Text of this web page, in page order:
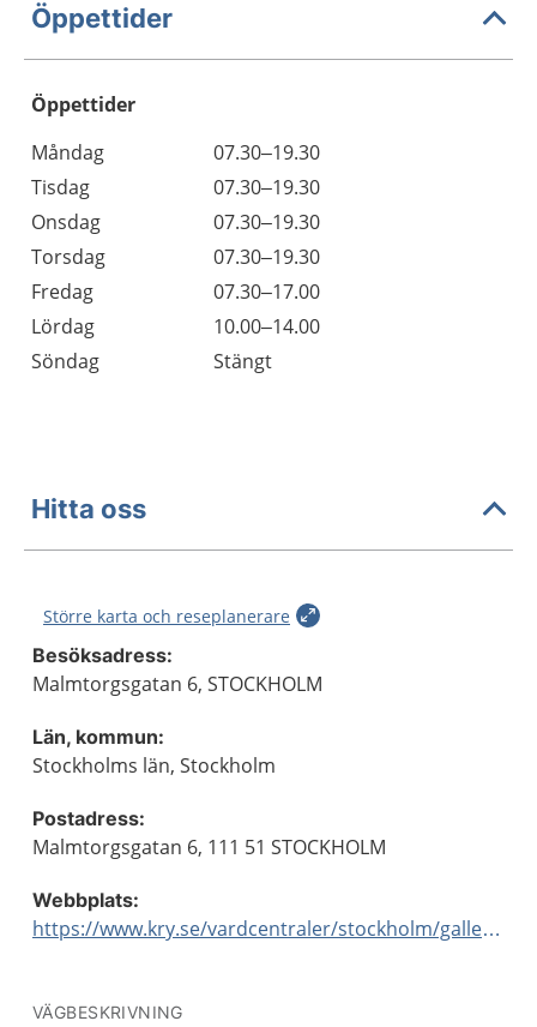
Öppettider
Öppettider
Dag
Öppettider
Kommentarer
Måndag
07.30–19.30
Tisdag
07.30–19.30
Onsdag
07.30–19.30
Torsdag
07.30–19.30
Fredag
07.30–17.00
Lördag
10.00–14.00
Söndag
Stängt
Hitta oss
Större karta och reseplanerare
Besöksadress:
Malmtorgsgatan 6, STOCKHOLM
Län, kommun:
Stockholms län, Stockholm
Postadress:
Malmtorgsgatan 6, 111 51 STOCKHOLM
Webbplats:
https://www.kry.se/vardcentraler/stockholm/gallerian/
VÄGBESKRIVNING